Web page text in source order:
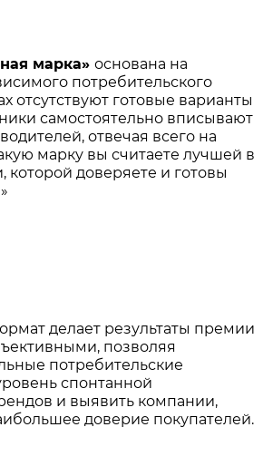
марка»основана на
потребительского
отсутствуют готовые варианты
самостоятельно вписывают
отвечая всего на
марку вы считаете лучшей в
которой доверяете и готовы
делает результаты премии
позволяя
потребительские
спонтанной
и выявить компании,
доверие покупателей.